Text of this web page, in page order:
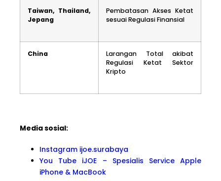
Taiwan, Thailand,
Jepang
Pembatasan Akses Ketat
sesuai Regulasi Finansial
China
Larangan Total akibat
Regulasi Ketat Sektor
Kripto
Media sosial:
Instagram ijoe.surabaya
You Tube iJOE – Spesialis Service Apple
iPhone & MacBook